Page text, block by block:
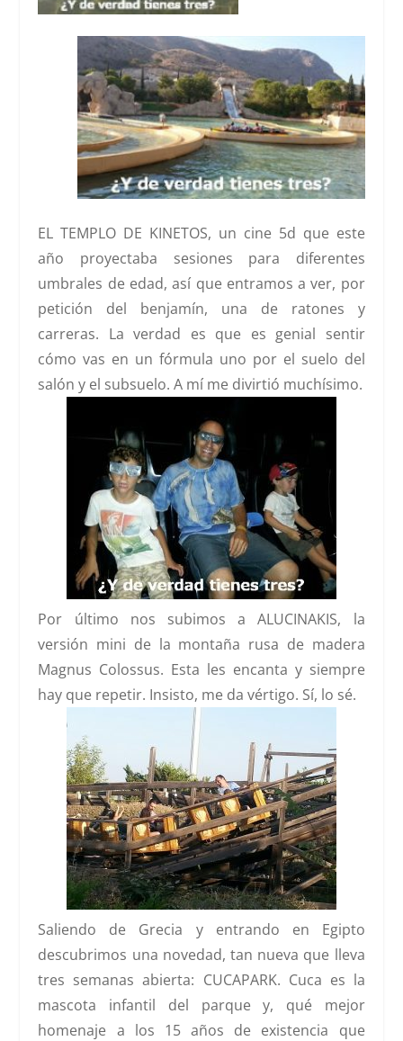
EL TEMPLO DE KINETOS, un cine 5d que este
año proyectaba sesiones para diferentes
umbrales de edad, así que entramos a ver, por
petición del benjamín, una de ratones y
carreras. La verdad es que es genial sentir
cómo vas en un fórmula uno por el suelo del
salón y el subsuelo. A mí me divirtió muchísimo.
Por último nos subimos aALUCINAKIS, la
versión mini de la montaña rusa de madera
Magnus Colossus. Esta les encanta y siempre
hay que repetir. Insisto, me da vértigo. Sí, lo sé.
Saliendo de Grecia y entrando en Egipto
descubrimos una novedad, tan nueva que lleva
tres semanas abierta: CUCAPARK. Cuca es la
mascota infantil del parque y, qué mejor
homenaje a los 15 años de existencia que